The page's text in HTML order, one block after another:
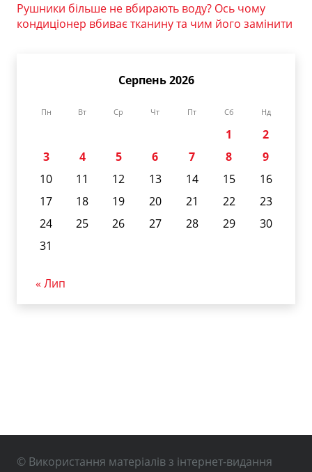
Рушники більше не вбирають воду? Ось чому
кондиціонер вбиває тканину та чим його замінити
Серпень 2026
Пн Вт Ср Чт Пт Сб Нд
1
2
3
4 5 6 7 8
9
10
11 12 13 14 15
16
17
18 19 20 21 22
23
24
25 26 27 28 29
30
31
« Лип
© Використання матеріалів з інтернет-видання